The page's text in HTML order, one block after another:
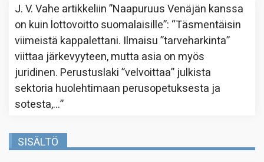
J. V. Vahe artikkeliin”Naapuruus Venäjän kanssa
on kuin lottovoitto suomalaisille”: “Täsmentäisin
viimeistä kappalettani. Ilmaisu ”tarveharkinta”
viittaa järkevyyteen, mutta asia on myös
juridinen. Perustuslaki ”velvoittaa” julkista
sektoria huolehtimaan perusopetuksesta ja
sotesta,…”
SISÄLTÖ